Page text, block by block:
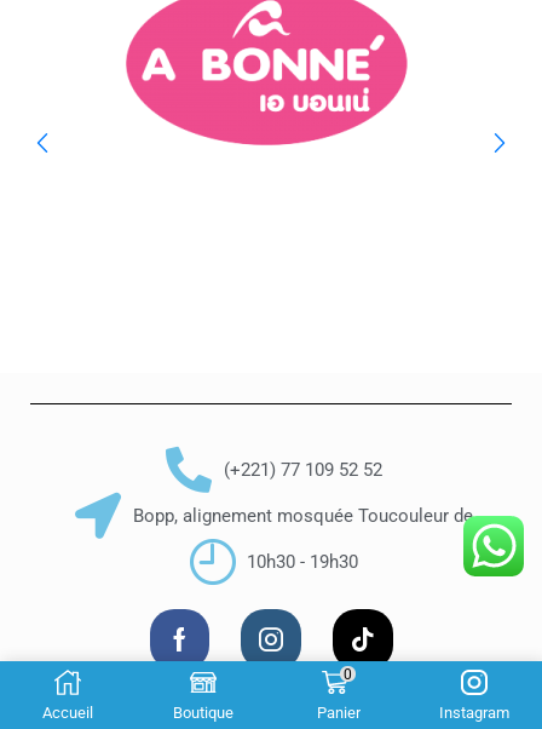
(+221) 77 109 52 52
Bopp, alignement mosquée Toucouleur de
10h30 - 19h30
© Copyright 2022 Luxury Cosmetik –Made By Gaye-Tech
Accueil Boutique
0
Panier Instagram